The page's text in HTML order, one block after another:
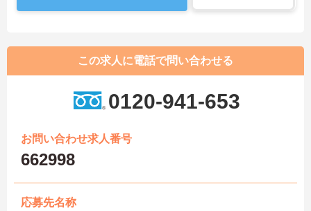
この求人に電話で問い合わせる
0120-941-653
お問い合わせ求人番号
662998
応募先名称